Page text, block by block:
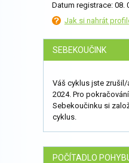
Datum registrace: 08.
Jak si nahrát
SEBEKOUČINK
Váš cyklus jste zrušil/
2024. Pro
Sebekoučinku si
cyklus.
POČÍTADLO